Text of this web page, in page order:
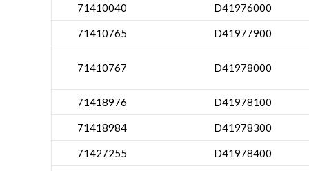
71410040 D41976000
71410765 D41977900
71410767 D41978000
71418976 D41978100
71418984 D41978300
71427255 D41978400